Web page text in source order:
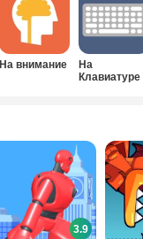
На внимание
На
Клавиатуре
3.9